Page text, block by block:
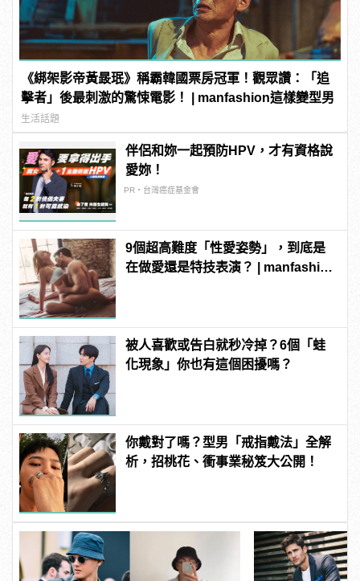
《綁架影帝黃晸珉》稱霸韓國票房冠軍！觀眾讚：「追
擊者」後最刺激的驚悚電影！ | manfashion這樣變型男
生活話題
伴侶和妳一起預防HPV，才有資格說
愛妳！
PR・台灣癌症基金會
9個超高難度「性愛姿勢」，到底是
在做愛還是特技表演？ | manfashion
被人喜歡或告白就秒冷掉？6個「蛙
化現象」你也有這個困擾嗎？
你戴對了嗎？型男「戒指戴法」全解
析，招桃花、衝事業秘笈大公開！